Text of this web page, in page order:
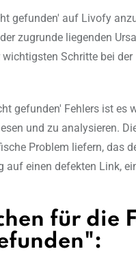
gefunden' auf Livofy
zugrunde liegenden
Schritte bei
gefunden' Fehlers ist es
und zu analysieren.
Problem liefern, das
auf einen defekten Link,
für die